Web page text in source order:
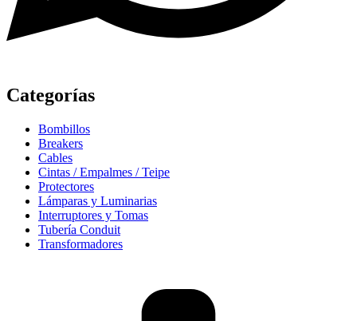
Categorías
Bombillos
Breakers
Cables
Cintas / Empalmes / Teipe
Protectores
Lámparas y Luminarias
Interruptores y Tomas
Tubería Conduit
Transformadores